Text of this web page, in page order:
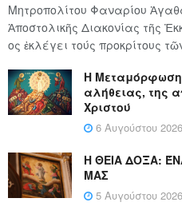
Μητροπολίτου Φαναρίου
Ἀποστολικῆς Διακονίας τῆς
ος ἐκλέγει τούς προ­κρί­τους
Η Μεταμόρφωση
αλήθειας, της
Χριστού
6 Αυγούστου 2026
Η ΘΕΙΑ ΔΟΞΑ:
ΜΑΣ
5 Αυγούστου 2026